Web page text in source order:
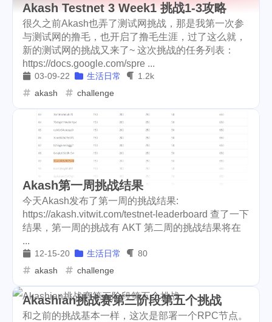
dego blurt easter 2
bunny 1 spt 23 battle 41
steemace 43 graduation
pre-k 1 ton
dydx 1 splinterlands 9
signup poap 14
school surgery 1
hf22 5 steem-engine
whereinfood 10 contract 6
animal-control
coronavirus 16 rc 2
stride 2 validator 10
Akash Testnet 3 Week1 挑战1-3攻略
很久之前Akash也弄了测试网挑战，那是我第一次参
与测试网的撸毛，也开启了撸毛生涯，过了这么就，
新的测试网的挑战又来了~ 这次挑战的任务列表：
https://docs.google.com/spre ...
03-09-22 生活日常
1.2k
akash
challenge
Akash第一周挑战结果
今天Akash发布了第一周的挑战结果:
https://akash.vitwit.com/testnet-leaderboard 查了一下
结果，第一周的挑战有 AKT 第二周的挑战结果将在
...
12-15-20 生活日常
80
akash
challenge
Akashian挑战赛第三阶段第五个挑战
和之前的挑战基本一样，这次是部署一个RPC节点。